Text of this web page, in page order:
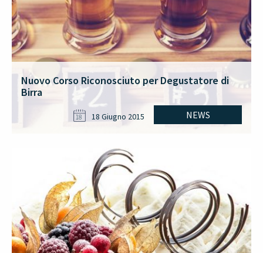
Nuovo Corso Riconosciuto per Degustatore di
Birra
NEWS
18 18 Giugno 2015